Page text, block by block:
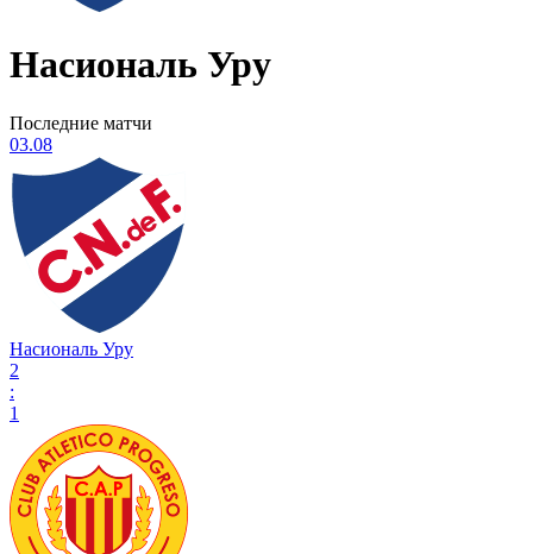
Насиональ Уру
Последние матчи
03.08
Насиональ Уру
2
:
1